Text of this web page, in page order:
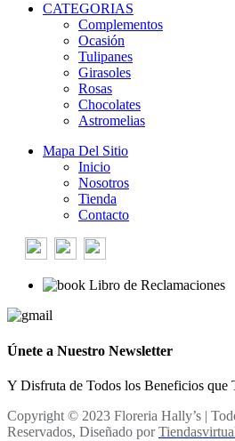
CATEGORIAS
Complementos
Ocasión
Tulipanes
Girasoles
Rosas
Chocolates
Astromelias
Mapa Del Sitio
Inicio
Nosotros
Tienda
Contacto
Libro de Reclamaciones
Únete a Nuestro Newsletter
Y Disfruta de Todos los Beneficios que
Copyright © 2023 Floreria Hally’s |
Reservados, Diseñado por